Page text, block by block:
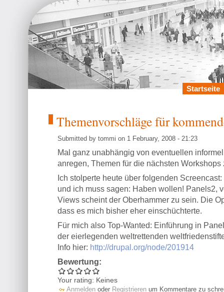
Startseite
Themenvorschläge für
Submitted by tommi on 1 February, 2008 - 21:23
Mal ganz unabhängig von eventuellen
anregen, Themen für die nächsten Workshops
Ich stolperte heute über folgenden Screencast:
und ich muss sagen: Haben wollen! Panels2,
Views scheint der Oberhammer zu sein. Die
dass es mich bisher eher einschüchterte.
Für mich also Top-Wanted: Einführung in
der eierlegenden weltrettenden
Info hier: http://drupal.org/node/201914
Bewertung:
Your rating: Keines
Anmelden oder Registrieren um Kommentare zu